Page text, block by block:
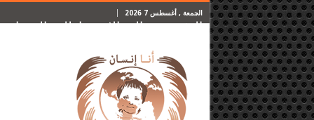
الجمعة , أغسطس 7 2026
الرئيسية المقالات اطلب